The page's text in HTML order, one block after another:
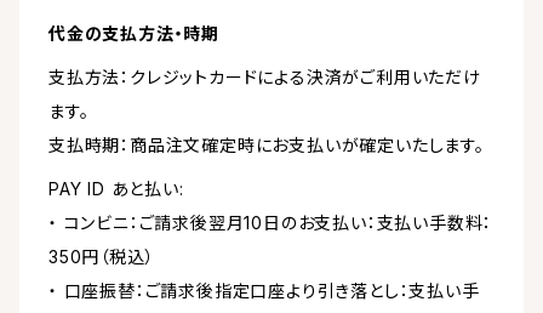
代金の支払方法・時期
支払方法：クレジットカードによる決済がご利用いただけ
ます。
支払時期：商品注文確定時にお支払いが確定いたします。
PAY ID あと払い:
・ コンビニ：ご請求後翌月10日のお支払い：支払い手数料：
350円（税込）
・ 口座振替：ご請求後指定口座より引き落とし：支払い手